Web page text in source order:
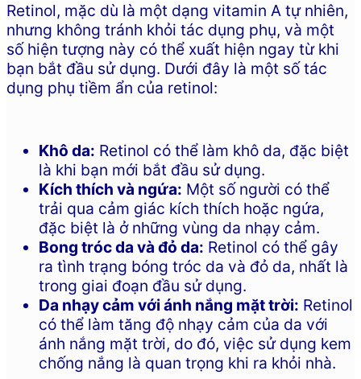
Retinol, mặc dù là một dạng vitamin A tự nhiên,
nhưng không tránh khỏi tác dụng phụ, và một
số hiện tượng này có thể xuất hiện ngay từ khi
bạn bắt đầu sử dụng. Dưới đây là một số tác
dụng phụ tiềm ẩn của retinol:
Khô da: Retinol có thể làm khô da, đặc biệt
là khi bạn mới bắt đầu sử dụng.
Kích thích và ngứa: Một số người có thể
trải qua cảm giác kích thích hoặc ngứa,
đặc biệt là ở những vùng da nhạy cảm.
Bong tróc da và đỏ da: Retinol có thể gây
ra tình trạng bóng tróc da và đỏ da, nhất là
trong giai đoạn đầu sử dụng.
Da nhạy cảm với ánh nắng mặt trời: Retinol
có thể làm tăng độ nhạy cảm của da với
ánh nắng mặt trời, do đó, việc sử dụng kem
chống nắng là quan trọng khi ra khỏi nhà.